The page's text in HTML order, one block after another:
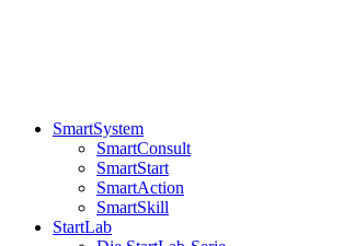
SmartSystem
SmartConsult
SmartStart
SmartAction
SmartSkill
StartLab